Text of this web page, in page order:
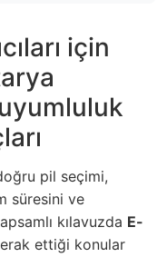
için
pil seçimi,
süresini ve
kılavuzda E-
ettiği konular